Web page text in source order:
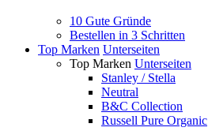
10 Gute Gründe
Bestellen in 3 Schritten
Top Marken Unterseiten
Top Marken Unterseiten
Stanley / Stella
Neutral
B&C Collection
Russell Pure Organic